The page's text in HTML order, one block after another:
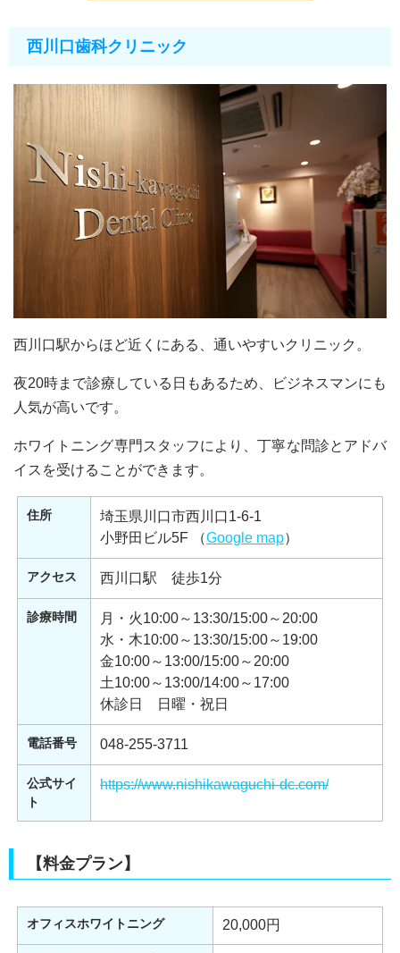
西川口歯科クリニック
西川口駅からほど近くにある、通いやすいクリニック。
夜20時まで診療している日もあるため、ビジネスマンにも
人気が高いです。
ホワイトニング専門スタッフにより、丁寧な問診とアドバ
イスを受けることができます。
住所
埼玉県川口市西川口1-6-1
小野田ビル5F （Google map）
アクセス 西川口駅 徒歩1分
診療時間
月・火10:00～13:30/15:00～20:00
水・木10:00～13:30/15:00～19:00
金10:00～13:00/15:00～20:00
土10:00～13:00/14:00～17:00
休診日 日曜・祝日
電話番号 048-255-3711
公式サイ
ト
https://www.nishikawaguchi-dc.com/
【料金プラン】
オフィスホワイトニング 20,000円